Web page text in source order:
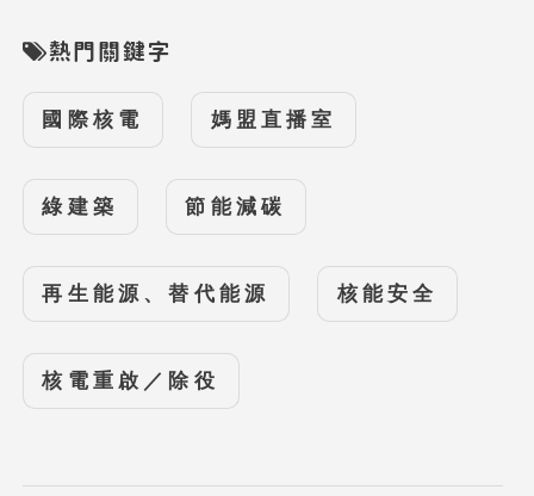
熱門關鍵字
國際核電 媽盟直播室
綠建築 節能減碳
再生能源、替代能源 核能安全
核電重啟／除役